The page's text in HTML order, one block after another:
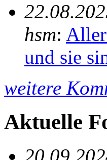
hsm:
und sie
weitere
Aktuelle